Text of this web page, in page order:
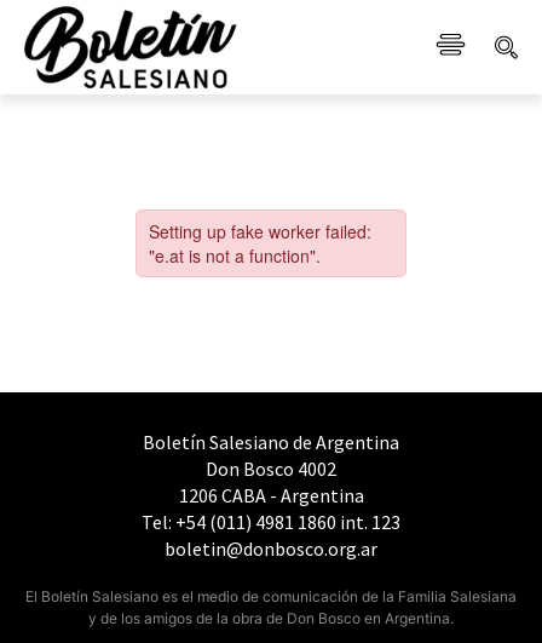
Boletín Salesiano de Argentina
Don Bosco 4002
1206 CABA - Argentina
Tel: +54 (011) 4981 1860 int. 123
boletin@donbosco.org.ar
El Boletín Salesiano es el medio de comunicación de la Familia Salesiana
y de los amigos de la obra de Don Bosco en Argentina.